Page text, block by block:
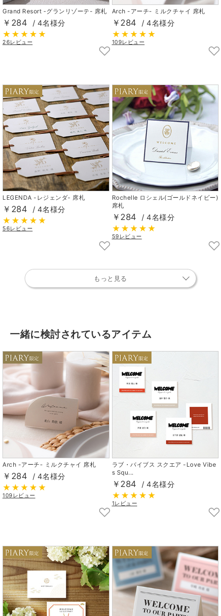
Grand Resort -グランリゾーテ- 席札
￥284 / 4名様分
26レビュー
Arch -アーチ- ミルクチャイ 席札
￥284 / 4名様分
109レビュー
LEGENDA -レジェンダ- 席札
￥284 / 4名様分
56レビュー
Rochelle ロシェル(ゴールドネイビー)
席札
￥284 / 4名様分
59レビュー
もっと見る
一緒に検討されているアイテム
Arch -アーチ- ミルクチャイ 席札
￥284 / 4名様分
109レビュー
ラブ・バイブス スクエア -Love Vibe
s Squ...
￥284 / 4名様分
1レビュー